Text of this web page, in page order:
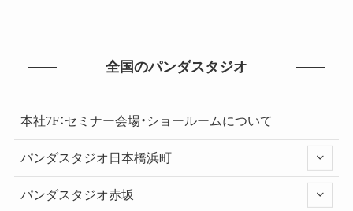
全国のパンダスタジオ
本社7F：セミナー会場・ショールームについて
パンダスタジオ日本橋浜町
パンダスタジオ赤坂